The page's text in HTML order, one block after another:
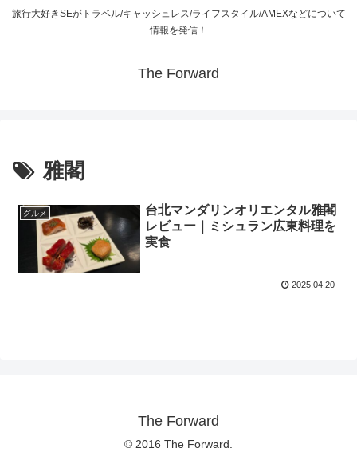
旅行大好きSEがトラベル/キャッシュレス/ライフスタイル/AMEXなどについて
情報を発信！
The Forward
雅閣
グルメ
台北マンダリンオリエンタル雅閣
レビュー｜ミシュラン広東料理を
実食
2025.04.20
The Forward
© 2016 The Forward.